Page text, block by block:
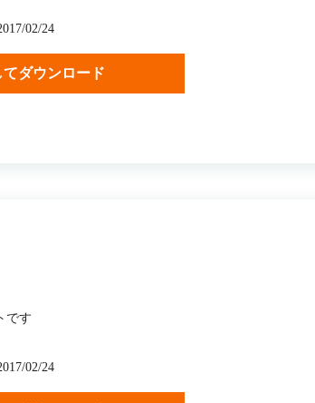
02/24
ダウンロード
です
02/24